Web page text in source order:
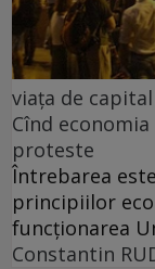
viața de capital
Cînd
proteste
Întrebarea
principiilor
funcționarea
Constantin